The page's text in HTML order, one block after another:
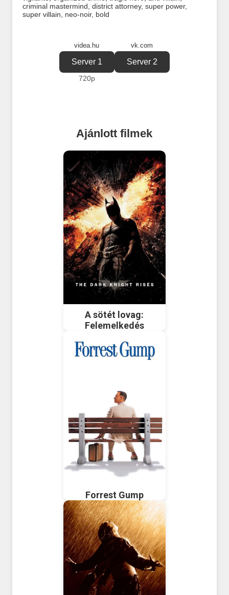
criminal mastermind district attorney, super power,
super villain
neo-noir, bold
videa.hu
Server 1
720p
vk.com
Server 2
Ajánlott filmek
A sötét lovag:
Felemelkedés
Forrest Gump